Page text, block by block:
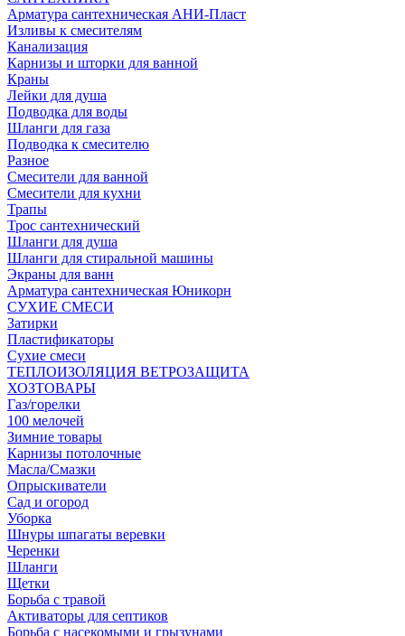
Арматура сантехническая АНИ-Пласт
Изливы к смесителям
Канализация
Карнизы и шторки для ванной
Краны
Лейки для душа
Подводка для воды
Шланги для газа
Подводка к смесителю
Разное
Смесители для ванной
Смесители для кухни
Трапы
Трос сантехнический
Шланги для душа
Шланги для стиральной машины
Экраны для ванн
Арматура сантехническая Юникорн
СУХИЕ СМЕСИ
Затирки
Пластификаторы
Сухие смеси
ТЕПЛОИЗОЛЯЦИЯ ВЕТРОЗАЩИТА
ХОЗТОВАРЫ
Газ/горелки
100 мелочей
Зимние товары
Карнизы потолочные
Масла/Смазки
Опрыскиватели
Сад и огород
Уборка
Шнуры шпагаты веревки
Черенки
Шланги
Щетки
Борьба с травой
Активаторы для септиков
Борьба с насекомыми и грызунами